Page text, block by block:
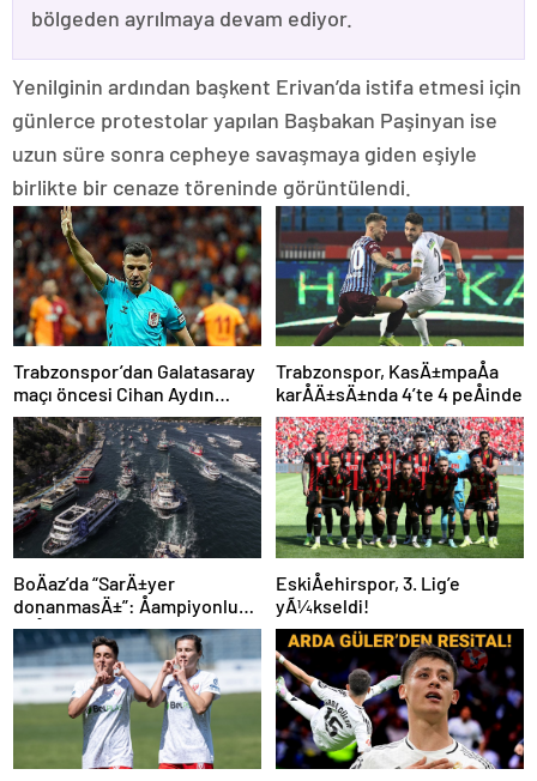
bölgeden ayrılmaya devam ediyor.
Yenilginin ardından başkent Erivan’da istifa etmesi için
günlerce protestolar yapılan Başbakan Paşinyan ise
uzun süre sonra cepheye savaşmaya giden eşiyle
birlikte bir cenaze töreninde görüntülendi.
Trabzonspor’dan Galatasaray
maçı öncesi Cihan Aydın
tepkisi!
Trabzonspor, KasÄ±mpaÅa
karÅÄ±sÄ±nda 4’te 4 peÅinde
BoÄaz’da “SarÄ±yer
donanmasÄ±”: Åampiyonluk
coÅkuyla kutlandÄ±
EskiÅehirspor, 3. Lig’e
yÃ¼kseldi!